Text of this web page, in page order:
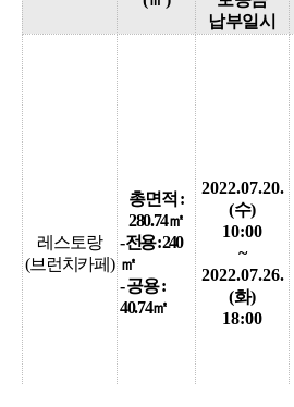
납부일시
레스토랑
(브런치카페 )
총면적 :
280.74㎡
-전용: 240
㎡
-공용:
40.74㎡
2022.07.20.
(수)
10:00
~
2022.07.26.
(화)
18:00